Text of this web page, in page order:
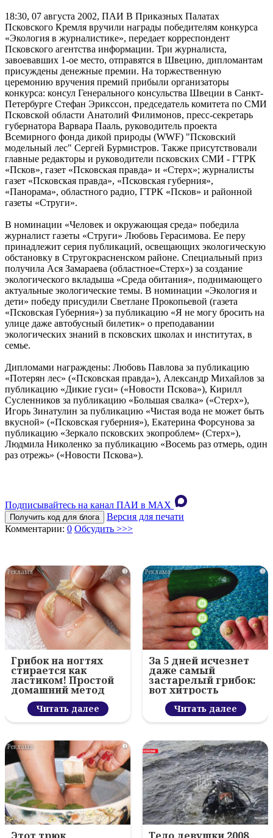
18:30, 07 августа 2002, ПАИ В Приказных Палатах
Псковского Кремля вручили награды победителям конкурса
«Экология в журналистике», передает корреспондент
Псковского агентства информации. Три журналиста,
завоевавших 1-ое место, отправятся в Швецию, дипломантам
присуждены денежные премии. На торжественную
церемонию вручения премий прибыли организаторы
конкурса: консул Генерального консульства Швеции в Санкт-
Петербурге Стефан Эрикссон, председатель комитета по СМИ
Псковской области Анатолий Филимонов, пресс-секретарь
губернатора Варвара Пааль, руководитель проекта
Всемирного фонда дикой природы (WWF) "Псковский
модельный лес" Сергей Бурмистров. Также присутствовали
главные редакторы и руководители псковских СМИ - ГТРК
«Псков», газет «Псковская правда» и «Стерх»; журналисты
газет «Псковская правда», «Псковская губерния»,
«Панорама», областного радио, ГТРК «Псков» и районной
газеты «Струги».
В номинации «Человек и окружающая среда» победила
журналист газеты «Струги» Любовь Герасимова. Ее перу
принадлежит серия публикаций, освещающих экологическую
обстановку в Стругокрасненском районе. Специальный приз
получила Ася Замараева (областное«Стерх») за создание
экологического вкладыша «Среда обитания», поднимающего
актуальные экологические темы. В номинации «Экология и
дети» победу присудили Светлане Прокопьевой (газета
«Псковская Губерния») за публикацию «Я не могу бросить на
улице даже автобусный билетик» о преподавании
экологических знаний в псковских школах и институтах, в
семье.
Дипломами награждены: Любовь Павлова за публикацию
«Потерян лес» («Псковская правда»), Александр Михайлов за
публикацию «Дикие гуси» («Новости Пскова»), Кирилл
Сусленников за публикацию «Большая свалка» («Стерх»),
Игорь Зинатулин за публикацию «Чистая вода не может быть
вкусной» («Псковская губерния»), Екатерина Форсунова за
публикацию «Зеркало псковских экопроблем» (Стерх»),
Людмила Николенко за публикацию «Восемь раз отмерь, один
раз отрежь» («Новости Пскова»).
Подписывайтесь на канал ПАИ в MAХ
Получить код для блога
Версия для печати
Комментарии: 0 Обсудить >>>
i
Грибок на ногтях
стирается как
ластиком! Простой
домашний метод
Читать далее
i
За 5 дней исчезнет
даже самый
застарелый грибок:
вот хитрость
Читать далее
i